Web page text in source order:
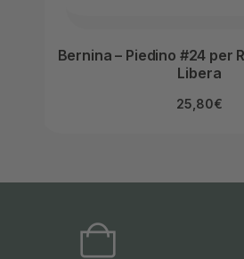
Bernina – Piedino #24 per
Libera
25,80€